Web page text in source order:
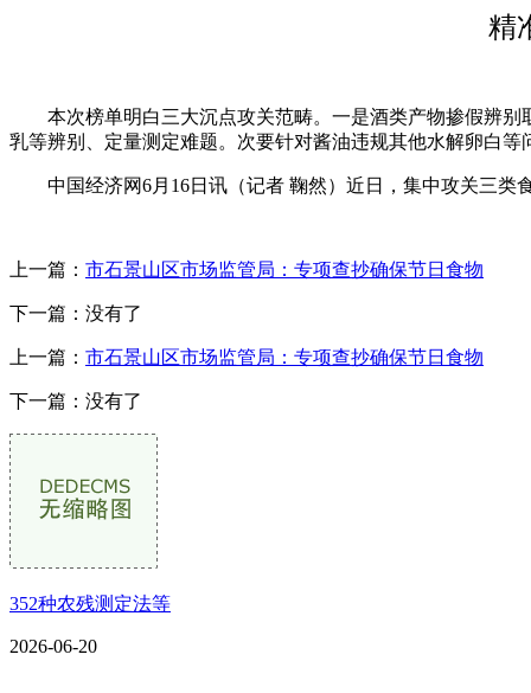
精
本次榜单明白三大沉点攻关范畴。一是酒类产物掺假辨别
乳等辨别、定量测定难题。次要针对酱油违规其他水解卵白等
中国经济网6月16日讯（记者 鞠然）近日，集中攻关三类
上一篇： 市石景山区市场监管局：专项查抄确保节日食物
下一篇：没有了
上一篇： 市石景山区市场监管局：专项查抄确保节日食物
下一篇：没有了
352种农残测定法等
2026-06-20